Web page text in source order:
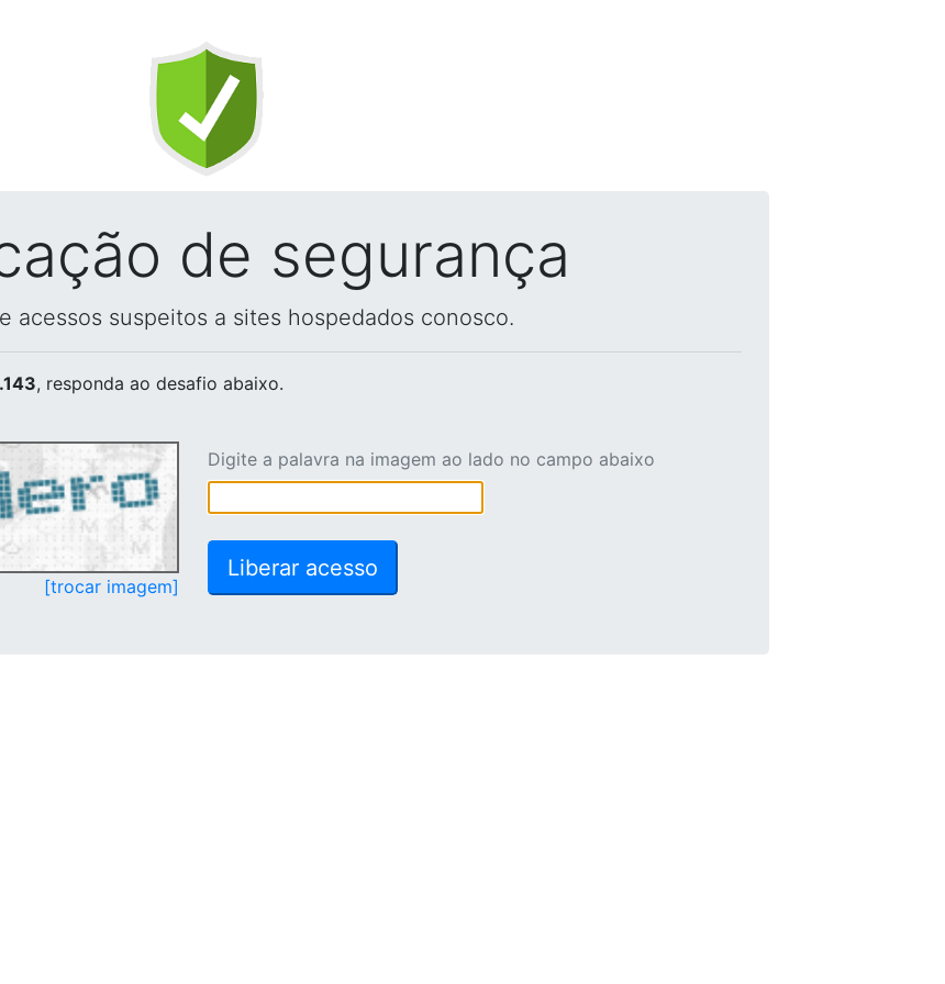
de segurança
acessos suspeitos a sites hospedados conosco.
, responda ao desafio abaixo.
[trocar imagem]
Digite a palavra na imagem ao lado no campo abaixo